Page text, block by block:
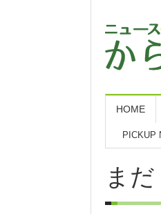
HOME
PICKUP
ま